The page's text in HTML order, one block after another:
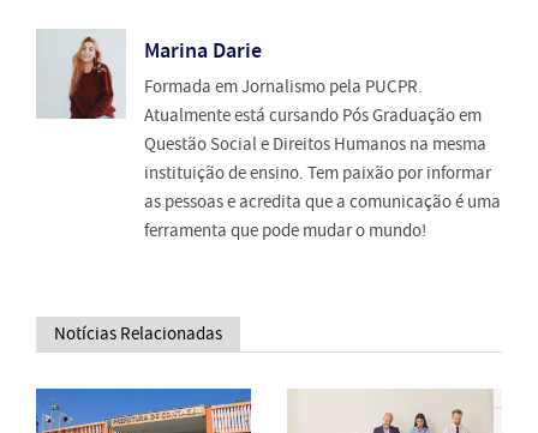
Marina Darie
Formada em Jornalismo pela PUCPR.
Atualmente está cursando Pós Graduação em
Questão Social e Direitos Humanos na mesma
instituição de ensino. Tem paixão por informar
as pessoas e acredita que a comunicação é uma
ferramenta que pode mudar o mundo!
Notícias Relacionadas